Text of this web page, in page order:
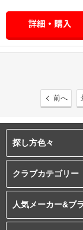
前へ
探し方色々
クラブカテゴリー
人気メーカー&ブ